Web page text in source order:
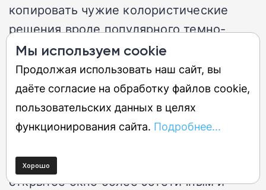
копировать чужие колористические
решения вроде популярного темно-
синего цвета.
Популярность розовой плитки в блогах
не гарантирует, что она подойдет лично
вам. Патрик Виллиамс из Berdoulat вот
мощных вытяжных систем, считая
открытое окно более эстетичным и
Мы используем cookie
Продолжая использовать наш сайт, вы
даёте согласие на обработку файлов cookie,
пользовательских данных в целях
функционирования сайта. Подробнее...